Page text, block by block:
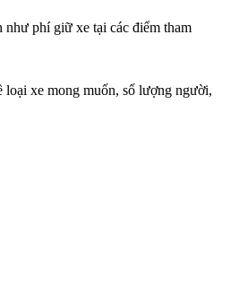
phí giữ xe tại các điểm tham
xe mong muốn, số lượng người,